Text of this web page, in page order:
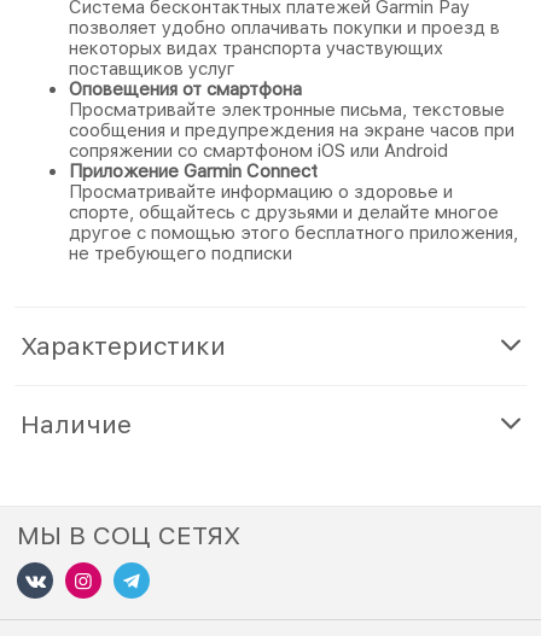
Система бесконтактных платежей Garmin Pay
позволяет удобно оплачивать покупки и проезд в
некоторых видах транспорта участвующих
поставщиков услуг
Оповещения от смартфона
Просматривайте электронные письма, текстовые
сообщения и предупреждения на экране часов при
сопряжении со смартфоном iOS или Android
Приложение Garmin Connect
Просматривайте информацию о здоровье и
спорте, общайтесь с друзьями и делайте многое
другое с помощью этого бесплатного приложения,
не требующего подписки
Характеристики
Наличие
МЫ В СОЦ СЕТЯХ